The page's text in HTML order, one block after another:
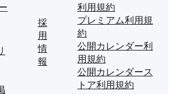
採
用
情
報
利用規約
プレミアム利用規
約
公開カレンダー利
用規約
公開カレンダース
トア利用規約